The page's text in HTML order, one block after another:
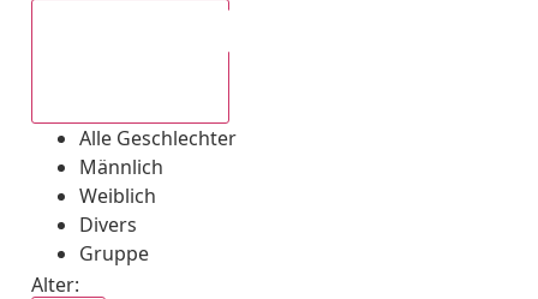
Alle Geschlechter
Männlich
Weiblich
Divers
Gruppe
Alter: